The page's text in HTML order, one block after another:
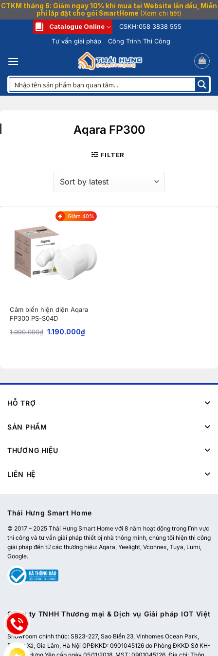
CTKM tháng 6: Giảm ngay 10% khi mua tại Website lần đầu, Miễn
phí lắp đặt cho gói SmartHome (Xem chi tiết)
dung
Catalogue Online CSKH:058 3838 555
Tư vấn giải pháp
Công Trình Thi Công
Aqara FP300
FILTER
Giảm 40%
Cảm biến hiện diện Aqara
FP300 PS-S04D
1.990.000₫ 1.190.000₫
HỖ TRỢ
SẢN PHẨM
THƯƠNG HIỆU
LIÊN HỆ
Thái Hưng Smart Home
© 2017 – 2025 Thái Hưng Smart Home với 8 năm hoạt động trong lĩnh vực
thi công và tư vấn giải pháp thiết bị nhà thông minh, chúng tôi hiện thi công
giải pháp đến từ các thương hiệu: Aqara, Yeelight, Vconnex, Tuya, Lumi,
Google.
Công ty TNHH Thương mại & Dịch vụ Giải pháp IOT Việt
Nam
Showroom chính thức: SB23-227, Sao Biển 23, Vinhomes Ocean Park,
Dương Xá, Gia Lâm, Hà Nội GPĐKKD: 0901045126 do Phòng ĐKKD Sở KH-